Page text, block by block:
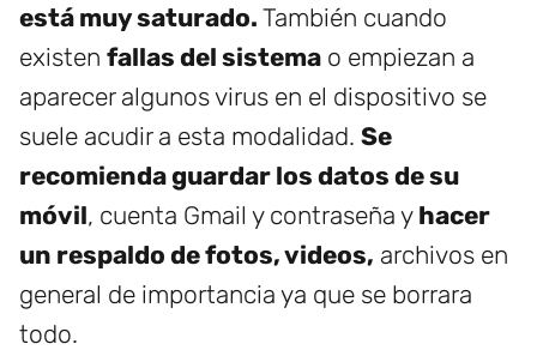
está muy saturado. También cuando
existen fallas del sistema o empiezan a
aparecer algunos virus en el dispositivo se
suele acudir a esta modalidad. Se
recomienda guardar los datos de su
móvil, cuenta Gmail y contraseña y hacer
un respaldo de fotos, videos, archivos en
general de importancia ya que se borrara
todo.